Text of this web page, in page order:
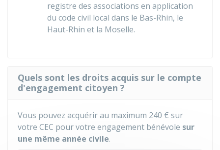
registre des associations en application
du code civil local dans le Bas-Rhin, le
Haut-Rhin et la Moselle.
Quels sont les droits acquis sur le compte
d'engagement citoyen ?
Vous pouvez acquérir au maximum 240 € sur
votre CEC pour votre engagement bénévole sur
une même année civile.